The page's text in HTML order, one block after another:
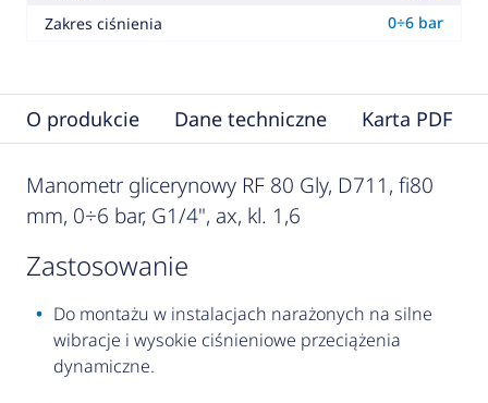
Zakres ciśnienia
0÷6 bar
O produkcie Dane techniczne Karta PDF
Manometr glicerynowy RF 80 Gly, D711, fi80
mm, 0÷6 bar, G1/4", ax, kl. 1,6
zastosowanie
Do montażu w instalacjach narażonych na silne
wibracje i wysokie ciśnieniowe przeciążenia
dynamiczne.